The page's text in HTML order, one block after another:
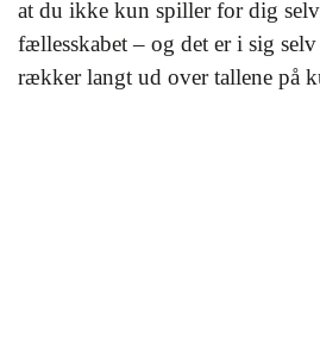
at du ikke kun spiller for dig
fællesskabet – og det er i sig
rækker langt ud over tallene på